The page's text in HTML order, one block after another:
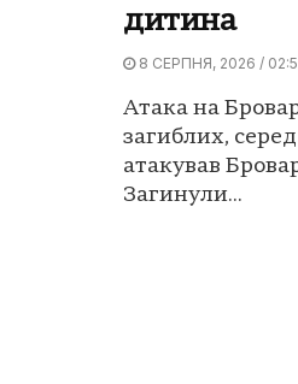
дитина
8 СЕРПНЯ, 2026 /
Атака на
загиблих,
атакував
Загинули...